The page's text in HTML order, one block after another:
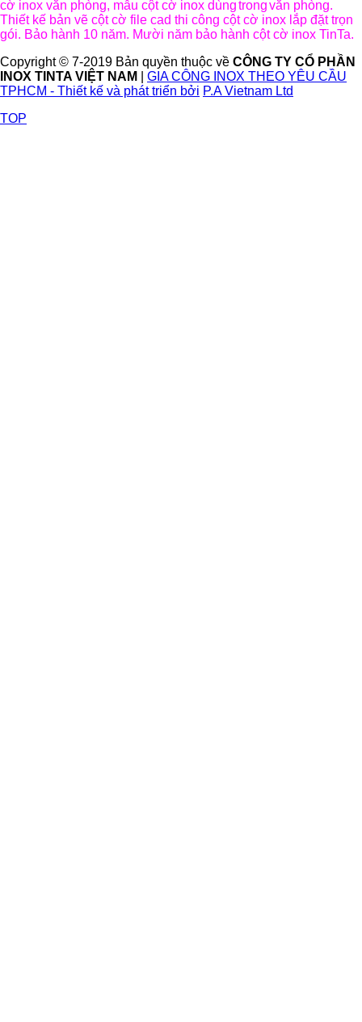
cờ inox văn phòng, mẫu cột cờ inox dùngtrongvăn phòng.
Thiết kế bản vẽ cột cờ file cad thi công cột cờ inox lắp đặt trọn
gói. Bảo hành 10 năm. Mười năm bảo hành cột cờ inox TinTa.
Copyright © 7-2019 Bản quyền thuộc về CÔNG TY CỔ PHẦN
INOX TINTA VIỆT NAM
GIA CÔNG INOX THEO YÊU CẦU
TPHCM - Thiết kế và phát triển bởi P.A Vietnam Ltd
TOP